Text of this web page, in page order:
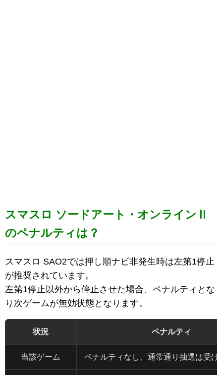
スマスロ ソードアート・オンラインⅡ
のペナルティは？
スマスロ SAO2では押し順ナビ非発生時は左第1停止
が推奨されています。
左第1停止以外から停止させた場合、ペナルティとな
り次ゲームが無効状態となります。
状況 ペナルティ
当該ゲーム ペナルティなし、通常通り抽選は受け